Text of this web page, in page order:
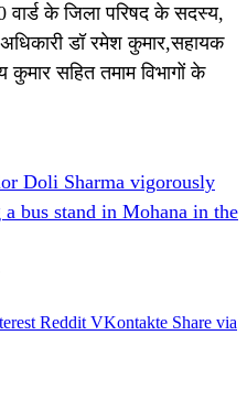
वार्ड के जिला परिषद के सदस्य,
डॉ रमेश कुमार,सहायक
सहित तमाम विभागों के
Doli Sharma vigorously
bus stand in Mohana in the
Reddit VKontakte Share via